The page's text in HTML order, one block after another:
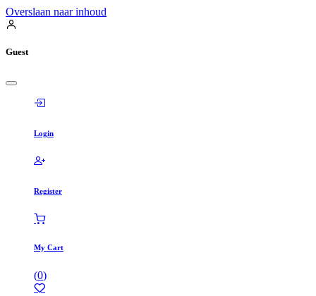
Overslaan naar inhoud
Guest
Login
Register
My Cart
(0)